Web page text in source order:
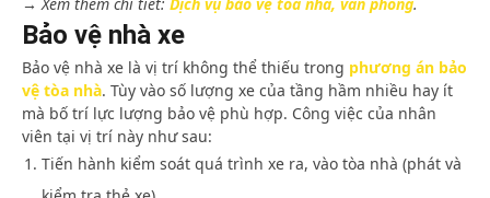
Bảo vệ nhà xe
Bảo vệ nhà xe là vị trí không thể thiếu trong phương án bảo
vệ tòa nhà. Tùy vào số lượng xe của tầng hầm nhiều hay ít
mà bố trí lực lượng bảo vệ phù hợp. Công việc của nhân
viên tại vị trí này như sau:
Tiến hành kiểm soát quá trình xe ra, vào tòa nhà (phát và